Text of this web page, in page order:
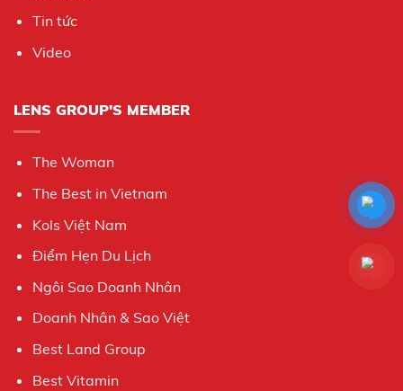
Tin tức
Video
LENS GROUP'S MEMBER
The Woman
The Best in Vietnam
Kols Việt Nam
Điểm Hẹn Du Lịch
Ngôi Sao Doanh Nhân
Doanh Nhân & Sao Việt
Best Land Group
Best Vitamin